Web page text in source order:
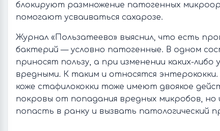
блокируют размножение патогенных
помогают усваиваться сахарозе.
Журнал «Пользатеево» выяснил, что есть
бактерий — условно патогенные. В одном
приносят пользу, а при изменении каких-либо
вредными. К таким и относятся
коже стафилококки тоже имеют двоякое
покровы от попадания вредных микробов, но
попасть в ранку и вызвать патологический